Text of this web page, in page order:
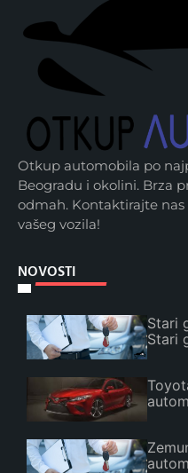
Otkup automobila po
Beogradu i okolini. Brza
odmah. Kontaktirajte
vašeg vozila!
NOVOSTI
Stari
Stari